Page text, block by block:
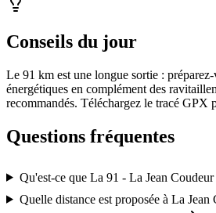
Conseils du jour
Le 91 km est une longue sortie :
énergétiques en complément des
recommandés. Téléchargez le tracé GPX
Questions fréquentes
Qu'est-ce que La 91 - La Jean Coudeur
Quelle distance est proposée à La Jean